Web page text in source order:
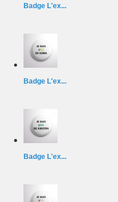
Badge L'ex...
Badge L'ex...
Badge L'ex...